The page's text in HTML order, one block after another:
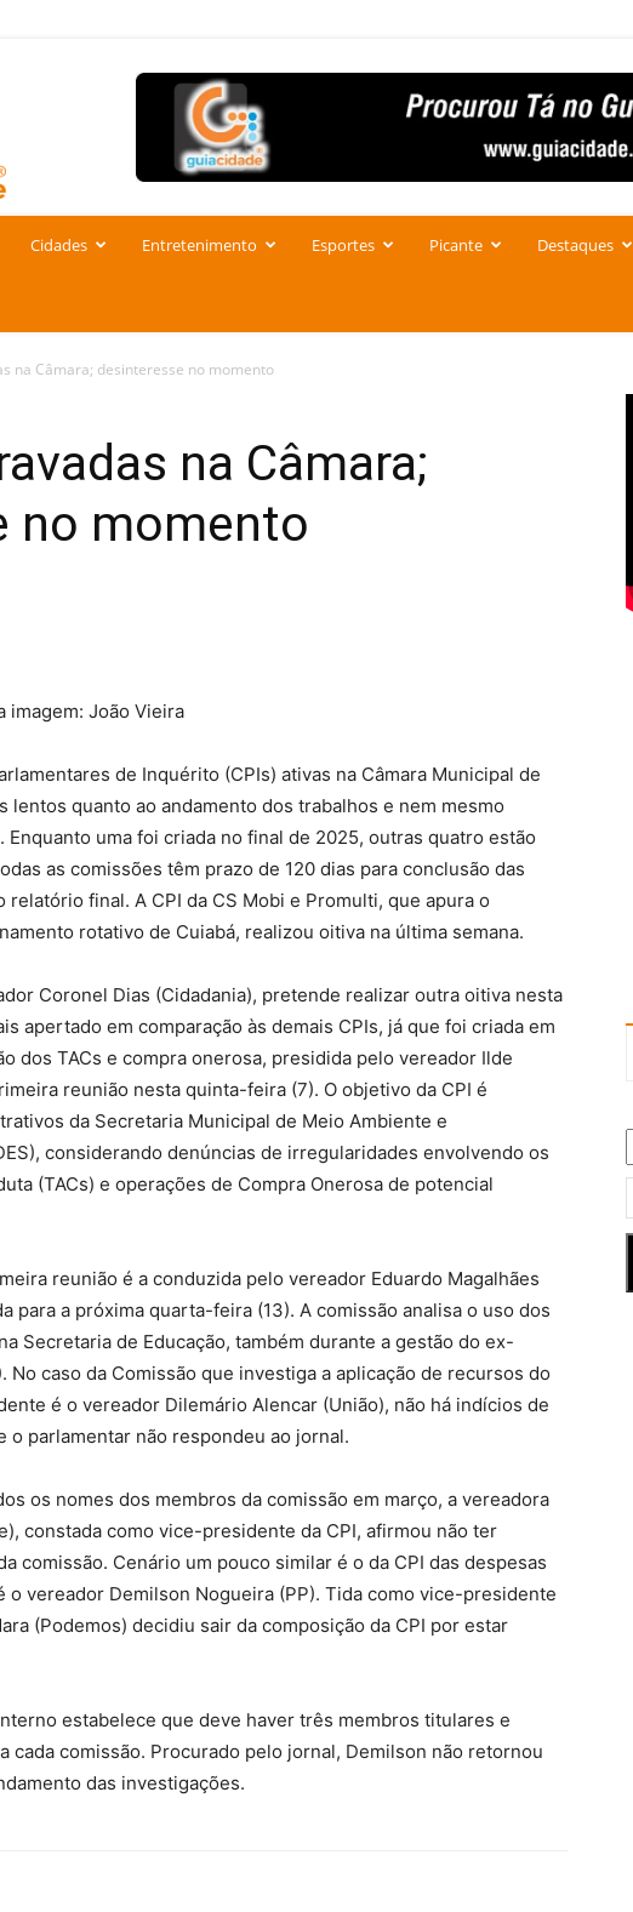
Cidades Entretenimento Esportes Picante Destaques
na Câmara; desinteresse no momento
na Câmara;
no momento
imagem: João Vieira
de Inquérito (CPIs) ativas na Câmara Municipal de
lentos quanto ao andamento dos trabalhos e nem mesmo
uma foi criada no final de 2025, outras quatro estão
as comissões têm prazo de 120 dias para conclusão das
final. A CPI da CS Mobi e Promulti, que apura o
rotativo de Cuiabá, realizou oitiva na última semana.
Coronel Dias (Cidadania), pretende realizar outra oitiva nesta
apertado em comparação às demais CPIs, já que foi criada em
dos TACs e compra onerosa, presidida pelo vereador Ilde
reunião nesta quinta-feira (7). O objetivo da CPI é
da Secretaria Municipal de Meio Ambiente e
considerando denúncias de irregularidades envolvendo os
(TACs) e operações de Compra Onerosa de potencial
reunião é a conduzida pelo vereador Eduardo Magalhães
para a próxima quarta-feira (13). A comissão analisa o uso dos
Secretaria de Educação, também durante a gestão do ex-
No caso da Comissão que investiga a aplicação de recursos do
é o vereador Dilemário Alencar (União), não há indícios de
o parlamentar não respondeu ao jornal.
os nomes dos membros da comissão em março, a vereadora
constada como vice-presidente da CPI, afirmou não ter
comissão. Cenário um pouco similar é o da CPI das despesas
o vereador Demilson Nogueira (PP). Tida como vice-presidente
(Podemos) decidiu sair da composição da CPI por estar
estabelece que deve haver três membros titulares e
cada comissão. Procurado pelo jornal, Demilson não retornou
das investigações.